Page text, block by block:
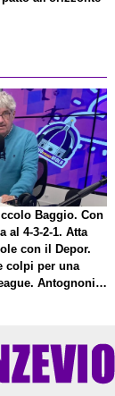
Baggio. Con
al 4-3-2-1. Atta
con il Depor.
colpi per una
Antognoni,